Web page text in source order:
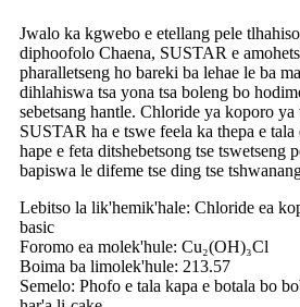
Jwalo ka kgwebo e etellang pele
diphoofolo Chaena, SUSTAR e
pharalletseng ho bareki ba lehae le ba
dihlahiswa tsa yona tsa boleng bo
sebetsang hantle. Chloride ya koporo
SUSTAR ha e tswe feela ka thepa e tala
hape e feta ditshebetsong tse tswetseng
bapiswa le difeme tse ding tse
Lebitso la lik'hemik'hale: Chloride ea
basic
Foromo ea molek'hule: Cu₂(OH)₃Cl
Boima ba limolek'hule: 213.57
Semelo: Phofo e tala kapa e botala bo